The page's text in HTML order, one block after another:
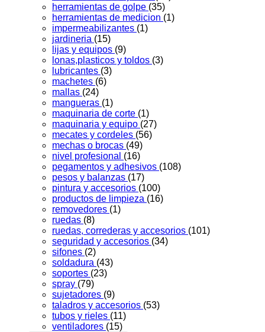
herramientas de golpe (35)
herramientas de medicion (1)
impermeabilizantes (1)
jardineria (15)
lijas y equipos (9)
lonas,plasticos y toldos (3)
lubricantes (3)
machetes (6)
mallas (24)
mangueras (1)
maquinaria de corte (1)
maquinaria y equipo (27)
mecates y cordeles (56)
mechas o brocas (49)
nivel profesional (16)
pegamentos y adhesivos (108)
pesos y balanzas (17)
pintura y accesorios (100)
productos de limpieza (16)
removedores (1)
ruedas (8)
ruedas, correderas y accesorios (101)
seguridad y accesorios (34)
sifones (2)
soldadura (43)
soportes (23)
spray (79)
sujetadores (9)
taladros y accesorios (53)
tubos y rieles (11)
ventiladores (15)